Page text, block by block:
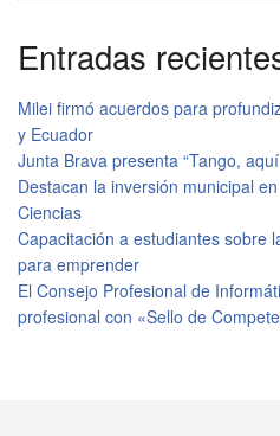
Entradas
Milei firmó acuerdos para
y Ecuador
Junta Brava presenta “Tango,
Destacan la inversión municipal
Ciencias
Capacitación a estudiantes sobre
para emprender
El Consejo Profesional de
profesional con «Sello de